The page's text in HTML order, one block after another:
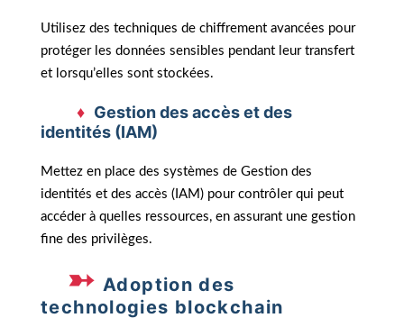
Utilisez des techniques de chiffrement avancées pour
protéger les données sensibles pendant leur transfert
et lorsqu’elles sont stockées.
Gestion des accès et des
identités (IAM)
Mettez en place des systèmes de Gestion des
identités et des accès (IAM) pour contrôler qui peut
accéder à quelles ressources, en assurant une gestion
fine des privilèges.
Adoption des
technologies blockchain